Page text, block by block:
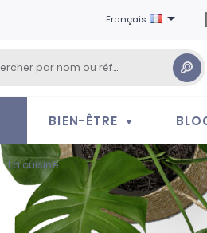
Français 
BIEN-ÊTRE
La cuisine